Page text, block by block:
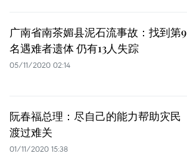
广南省南茶媚县泥石流事故：找到第9
名遇难者遗体 仍有13人失踪
05/11/2020 02:14
阮春福总理：尽自己的能力帮助灾民
渡过难关
01/11/2020 15:38